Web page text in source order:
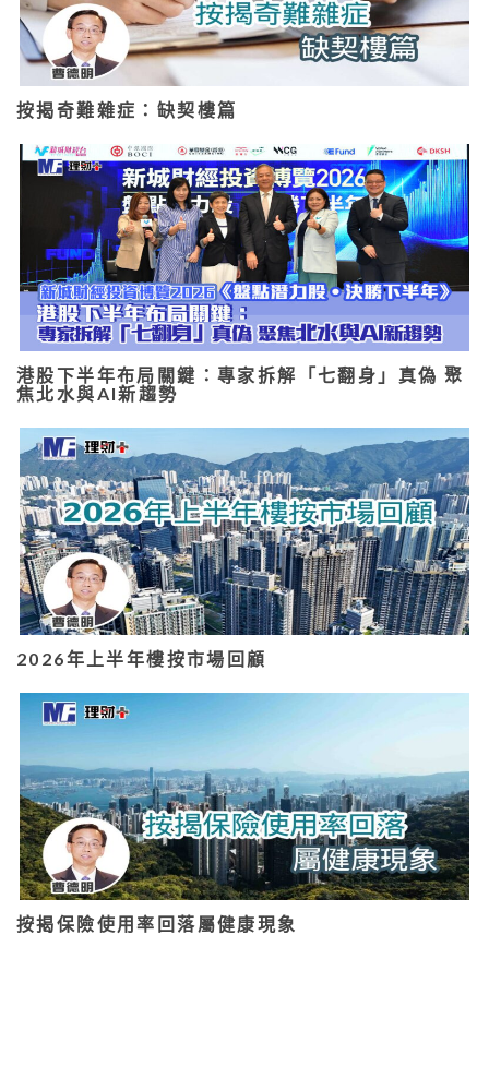
按揭奇難雜症：缺契樓篇
港股下半年布局關鍵：專家拆解「七翻身」真偽 聚
焦北水與AI新趨勢
2026年上半年樓按市場回顧
按揭保險使用率回落屬健康現象